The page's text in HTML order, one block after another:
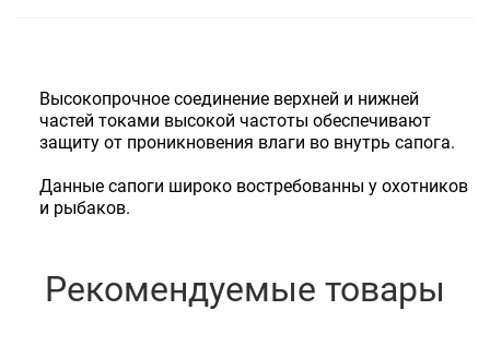
Высокопрочное соединение верхней и нижней
частей токами высокой частоты обеспечивают
защиту от проникновения влаги во внутрь сапога.
Данные сапоги широко востребованны у охотников
и рыбаков.
Рекомендуемые товары